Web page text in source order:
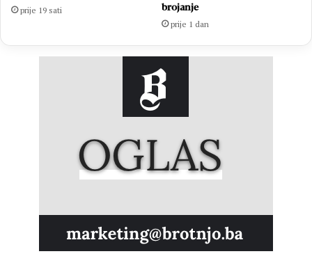
prije 19 sati
brojanje
prije 1 dan